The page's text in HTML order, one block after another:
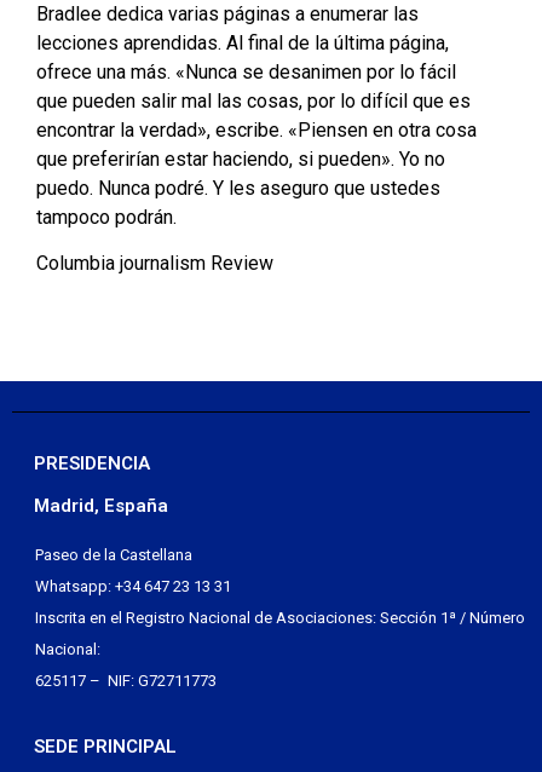
Bradlee dedica varias páginas a enumerar las
lecciones aprendidas. Al final de la última página,
ofrece una más. «Nunca se desanimen por lo fácil
que pueden salir mal las cosas, por lo difícil que es
encontrar la verdad», escribe. «Piensen en otra cosa
que preferirían estar haciendo, si pueden». Yo no
puedo. Nunca podré. Y les aseguro que ustedes
tampoco podrán.
Columbia journalism Review
PRESIDENCIA
Madrid, España
Paseo de la Castellana
Whatsapp: +34 647 23 13 31
Inscrita en el Registro Nacional de Asociaciones: Sección 1ª / Número
Nacional:
625117 – NIF: G72711773
SEDE PRINCIPAL